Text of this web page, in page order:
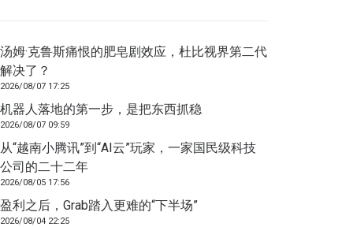
汤姆·克鲁斯痛恨的肥皂剧效应，杜比视界第二代
解决了？
2026/08/07 17:25
机器人落地的第一步，是把东西抓稳
2026/08/07 09:59
从“越南小腾讯”到“AI云”玩家，一家国民级科技
公司的二十二年
2026/08/05 17:56
盈利之后，Grab踏入更难的“下半场”
2026/08/04 22:25